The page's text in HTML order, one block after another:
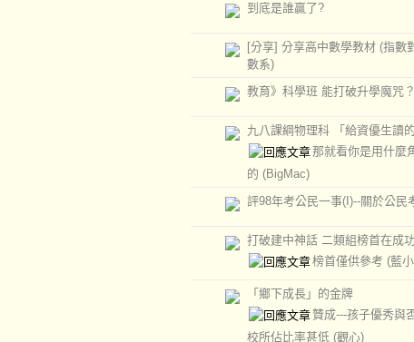
到底是誰贏了?
[分享] 分享高中數學教材 (指數
數系)
教育》科學班 能打破升學魔咒？
九八課綱物理科 「給資優生讀的
那就看你是用什麼
的 (BigMac)
評98年考公民一事(I)--關於公民
打破建中神話 二類組榜首在成
榜首僅供參考 (藍
「鄉下成長」的金牌
贊成---孩子優秀與
校所佔比率甚低 (觀心)